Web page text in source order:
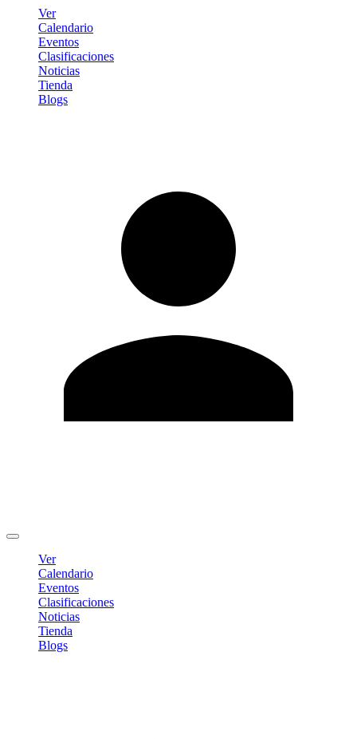
Ver
Calendario
Eventos
Clasificaciones
Noticias
Tienda
Blogs
Ver
Calendario
Eventos
Clasificaciones
Noticias
Tienda
Blogs